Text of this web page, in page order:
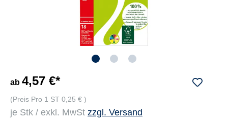
ab 4,57 €*
(Preis Pro 1 ST 0,25 € )
je Stk / exkl. MwSt zzgl. Versand